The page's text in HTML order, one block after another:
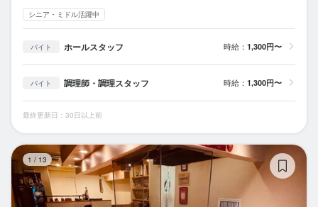
シニア・ミドル活躍中
バイト ホールスタッフ 時給： 1,300円〜
バイト 調理師・調理スタッフ 時給： 1,300円〜
最終更新日：30日以上前
1 / 13